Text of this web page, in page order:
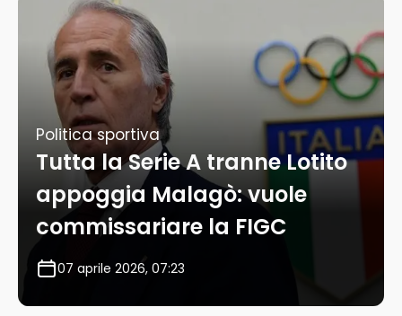
Politica sportiva
Tutta la Serie A tranne Lotito
appoggia Malagò: vuole
commissariare la FIGC
07 aprile 2026, 07:23